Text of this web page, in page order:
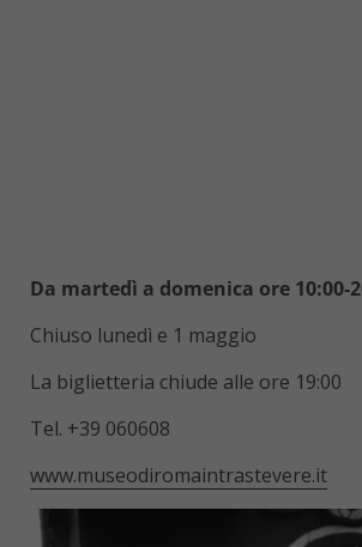
Da martedì a domenica ore 10:00-
Chiuso lunedì e 1 maggio
La biglietteria chiude alle ore 19:00
Tel. +39 060608
www.museodiromaintrastevere.it